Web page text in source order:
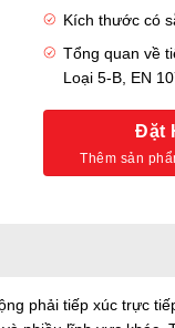
Kích thước có
Tổng quan về
Loại 5-B, EN
Đặt
phải tiếp xúc trực